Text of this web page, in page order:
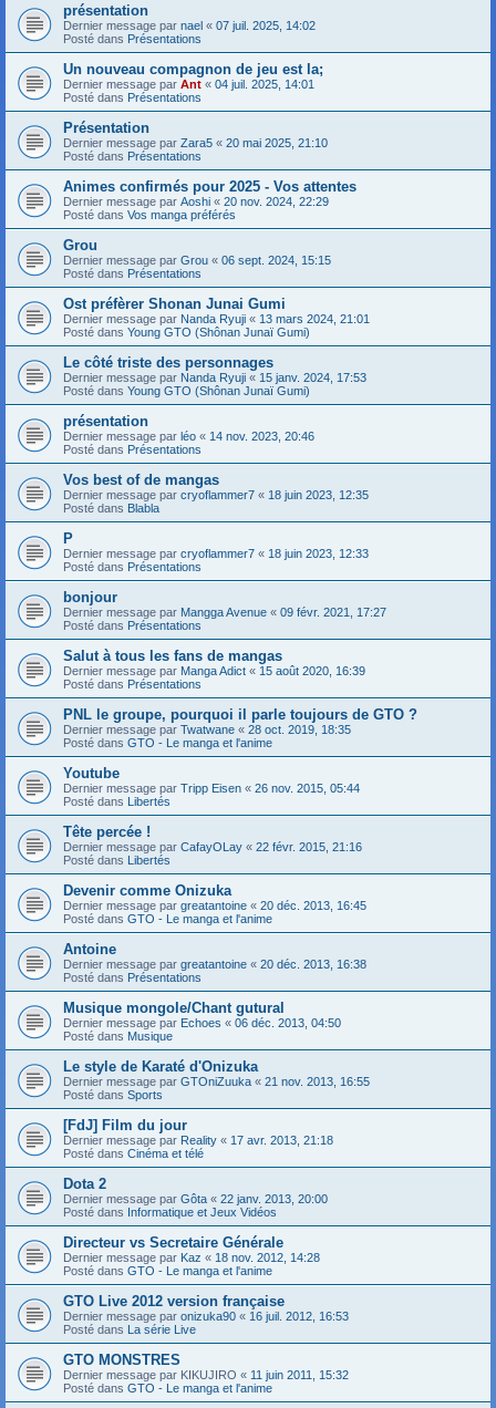
présentation
Dernier message par nael « 07 juil. 2025, 14:02
Posté dans Présentations
Un nouveau compagnon de jeu est la;
Dernier message par Ant « 04 juil. 2025, 14:01
Posté dans Présentations
Présentation
Dernier message par Zara5 « 20 mai 2025, 21:10
Posté dans Présentations
Animes confirmés pour 2025 - Vos attentes
Dernier message par Aoshi « 20 nov. 2024, 22:29
Posté dans Vos manga préférés
Grou
Dernier message par Grou « 06 sept. 2024, 15:15
Posté dans Présentations
Ost préfèrer Shonan Junai Gumi
Dernier message par Nanda Ryuji « 13 mars 2024, 21:01
Posté dans Young GTO (Shônan Junaï Gumi)
Le côté triste des personnages
Dernier message par Nanda Ryuji « 15 janv. 2024, 17:53
Posté dans Young GTO (Shônan Junaï Gumi)
présentation
Dernier message par léo « 14 nov. 2023, 20:46
Posté dans Présentations
Vos best of de mangas
Dernier message par cryoflammer7 « 18 juin 2023, 12:35
Posté dans Blabla
P
Dernier message par cryoflammer7 « 18 juin 2023, 12:33
Posté dans Présentations
bonjour
Dernier message par Mangga Avenue « 09 févr. 2021, 17:27
Posté dans Présentations
Salut à tous les fans de mangas
Dernier message par Manga Adict « 15 août 2020, 16:39
Posté dans Présentations
PNL le groupe, pourquoi il parle toujours de GTO ?
Dernier message par Twatwane « 28 oct. 2019, 18:35
Posté dans GTO - Le manga et l'anime
Youtube
Dernier message par Tripp Eisen « 26 nov. 2015, 05:44
Posté dans Libertés
Tête percée !
Dernier message par CafayOLay « 22 févr. 2015, 21:16
Posté dans Libertés
Devenir comme Onizuka
Dernier message par greatantoine « 20 déc. 2013, 16:45
Posté dans GTO - Le manga et l'anime
Antoine
Dernier message par greatantoine « 20 déc. 2013, 16:38
Posté dans Présentations
Musique mongole/Chant gutural
Dernier message par Echoes « 06 déc. 2013, 04:50
Posté dans Musique
Le style de Karaté d'Onizuka
Dernier message par GTOniZuuka « 21 nov. 2013, 16:55
Posté dans Sports
[FdJ] Film du jour
Dernier message par Reality « 17 avr. 2013, 21:18
Posté dans Cinéma et télé
Dota 2
Dernier message par Gôta « 22 janv. 2013, 20:00
Posté dans Informatique et Jeux Vidéos
Directeur vs Secretaire Générale
Dernier message par Kaz « 18 nov. 2012, 14:28
Posté dans GTO - Le manga et l'anime
GTO Live 2012 version française
Dernier message par onizuka90 « 16 juil. 2012, 16:53
Posté dans La série Live
GTO MONSTRES
Dernier message par KIKUJIRO « 11 juin 2011, 15:32
Posté dans GTO - Le manga et l'anime